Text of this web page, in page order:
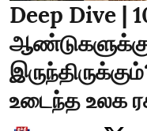
Deep Dive |
ஆண்டுகளுக்கு
உடைந்த உலக